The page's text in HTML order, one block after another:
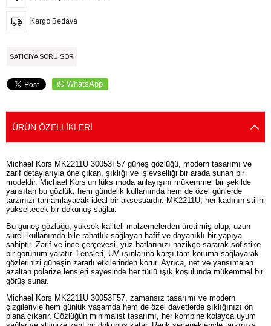
Kargo Bedava
SATICIYA SORU SOR
WhatsApp
ÜRÜN ÖZELLIKLERI
Michael Kors MK2211U 30053F57 güneş gözlüğü, modern tasarımı ve
zarif detaylarıyla öne çıkan, şıklığı ve işlevselliği bir arada sunan bir
modeldir. Michael Kors’un lüks moda anlayışını mükemmel bir şekilde
yansıtan bu gözlük, hem gündelik kullanımda hem de özel günlerde
tarzınızı tamamlayacak ideal bir aksesuardır. MK2211U, her kadının stilini
yükseltecek bir dokunuş sağlar.
Bu güneş gözlüğü, yüksek kaliteli malzemelerden üretilmiş olup, uzun
süreli kullanımda bile rahatlık sağlayan hafif ve dayanıklı bir yapıya
sahiptir. Zarif ve ince çerçevesi, yüz hatlarınızı nazikçe sararak sofistike
bir görünüm yaratır. Lensleri, UV ışınlarına karşı tam koruma sağlayarak
gözlerinizi güneşin zararlı etkilerinden korur. Ayrıca, net ve yansımaları
azaltan polarize lensleri sayesinde her türlü ışık koşulunda mükemmel bir
görüş sunar.
Michael Kors MK2211U 30053F57, zamansız tasarımı ve modern
çizgileriyle hem günlük yaşamda hem de özel davetlerde şıklığınızı ön
plana çıkarır. Gözlüğün minimalist tasarımı, her kombine kolayca uyum